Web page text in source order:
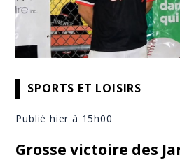
SPORTS ET LOISIRS
Publié hier à 15h00
Grosse victoire des